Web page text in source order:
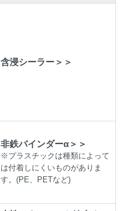
含浸シーラー＞＞
非鉄バインダーα＞＞
※プラスチックは種類によって
は付着しにくいものがありま
す。(PE、PETなど)